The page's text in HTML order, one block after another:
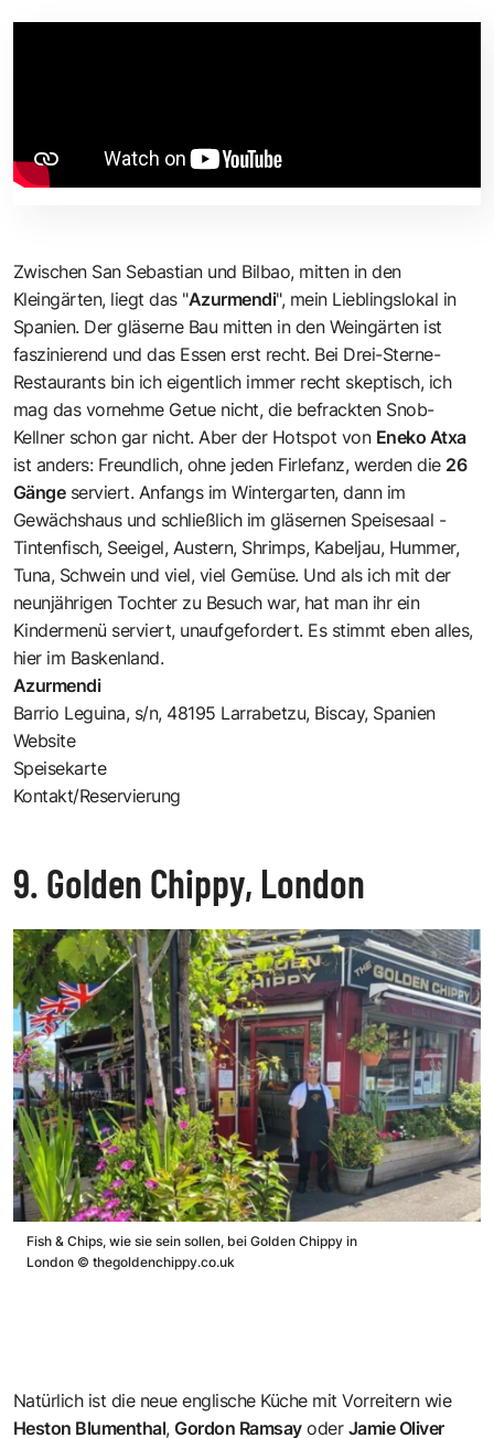
Zwischen San Sebastian und Bilbao, mitten in den
Kleingärten, liegt das "Azurmendi", mein Lieblingslokal in
Spanien. Der gläserne Bau mitten in den Weingärten ist
faszinierend und das Essen erst recht. Bei Drei-Sterne-
Restaurants bin ich eigentlich immer recht skeptisch, ich
mag das vornehme Getue nicht, die befrackten Snob-
Kellner schon gar nicht. Aber der Hotspot von Eneko Atxa
ist anders: Freundlich, ohne jeden Firlefanz, werden die 26
Gängeserviert. Anfangs im Wintergarten, dann im
Gewächshaus und schließlich im gläsernen Speisesaal -
Tintenfisch, Seeigel, Austern, Shrimps, Kabeljau, Hummer,
Tuna, Schwein und viel, viel Gemüse. Und als ich mit der
neunjährigen Tochter zu Besuch war, hat man ihr ein
Kindermenü serviert, unaufgefordert. Es stimmt eben alles,
hier im Baskenland.
Azurmendi
Barrio Leguina, s/n, 48195 Larrabetzu, Biscay, Spanien
Website
Speisekarte
Kontakt/Reservierung
9. Golden Chippy, London
Fish & Chips, wie sie sein sollen, bei Golden Chippy in
London © thegoldenchippy.co.uk
Natürlich ist die neue englische Küche mit Vorreitern wie
Heston Blumenthal,Gordon Ramsay oder Jamie Oliver